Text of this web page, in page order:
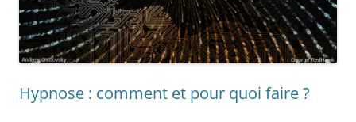
Hypnose : comment et pour quoi faire ?